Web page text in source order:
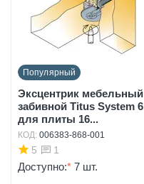
Популярный
Эксцентрик мебельный
забивной Titus System 6
для плиты 16...
КОД: 006383-868-001
5 1
Доступно:* 7 шт.